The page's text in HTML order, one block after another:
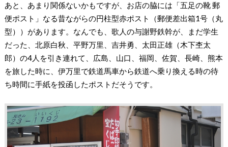
あと、あまり関係ないかもですが、お店の脇には「五足の靴 郵
便ポスト」なる昔ながらの円柱型赤ポスト（郵便差出箱1号（丸
型））があります。なんでも、歌人の与謝野鉄幹が、まだ学生
だった、北原白秋、平野万里、吉井勇、太田正雄（木下杢太
郎）の4人を引き連れて、広島、山口、福岡、佐賀、長崎、熊本
を旅した時に、伊万里で鉄道馬車から鉄道へ乗り換える時の待
ち時間に手紙を投函したポストだそうです。